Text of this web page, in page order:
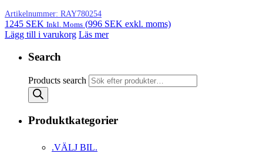
Artikelnummer: RAY780254
1245 SEK Inkl. Moms (996 SEK exkl. moms)
Lägg till i varukorg Läs mer
Search
Products search
Produktkategorier
.VÄLJ BIL.